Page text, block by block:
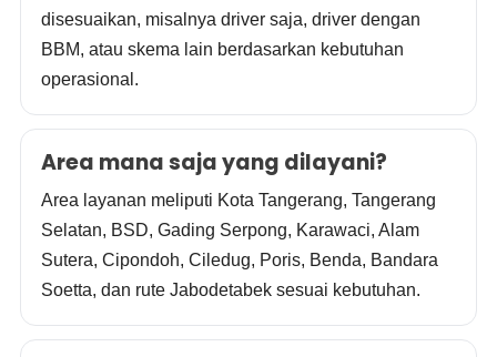
disesuaikan, misalnya driver saja, driver dengan
BBM, atau skema lain berdasarkan kebutuhan
operasional.
Area mana saja yang dilayani?
Area layanan meliputi Kota Tangerang, Tangerang
Selatan, BSD, Gading Serpong, Karawaci, Alam
Sutera, Cipondoh, Ciledug, Poris, Benda, Bandara
Soetta, dan rute Jabodetabek sesuai kebutuhan.